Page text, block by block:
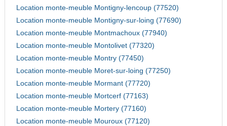
Location monte-meuble Montigny-lencoup (77520)
Location monte-meuble Montigny-sur-loing (77690)
Location monte-meuble Montmachoux (77940)
Location monte-meuble Montolivet (77320)
Location monte-meuble Montry (77450)
Location monte-meuble Moret-sur-loing (77250)
Location monte-meuble Mormant (77720)
Location monte-meuble Mortcerf (77163)
Location monte-meuble Mortery (77160)
Location monte-meuble Mouroux (77120)